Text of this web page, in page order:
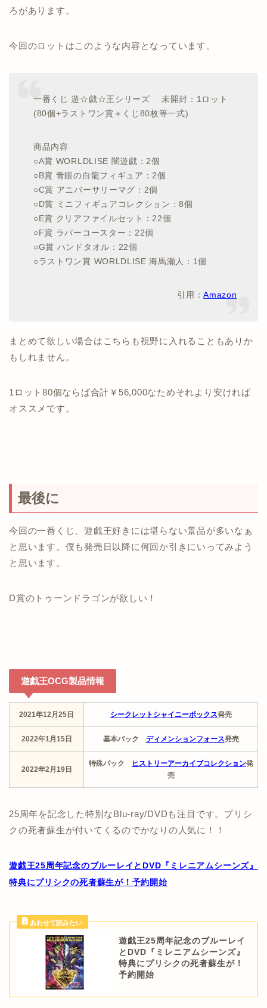
ろがあります。
今回のロットはこのような内容となっています。
一番くじ 遊☆戯☆王シリーズ 未開封：1ロット
(80個+ラストワン賞＋くじ80枚等一式)
商品内容
○A賞 WORLDLISE 闇遊戯：2個
○B賞 青眼の白龍フィギュア：2個
○C賞 アニバーサリーマグ：2個
○D賞 ミニフィギュアコレクション：8個
○E賞 クリアファイルセット：22個
○F賞 ラバーコースター：22個
○G賞 ハンドタオル：22個
○ラストワン賞 WORLDLISE 海馬瀬人：1個
引用：Amazon
まとめて欲しい場合はこちらも視野に入れることもありか
もしれません。
1ロット80個ならば合計￥56,000なためそれより安ければ
オススメです。
最後に
今回の一番くじ、遊戯王好きには堪らない景品が多いなぁ
と思います。僕も発売日以降に何回か引きにいってみよう
と思います。
D賞のトゥーンドラゴンが欲しい！
遊戯王OCG製品情報
2021年12月25日 シークレットシャイニーボックス発売
2022年1月15日 基本パック ディメンションフォース発売
2022年2月19日
特殊パック ヒストリーアーカイブコレクション発
売
25周年を記念した特別なBlu-ray/DVDも注目です。プリシ
クの死者蘇生が付いてくるのでかなりの人気に！！
遊戯王25周年記念のブルーレイとDVD『ミレニアムシーンズ』
特典にプリシクの死者蘇生が！予約開始
遊戯王25周年記念のブルーレイ
とDVD『ミレニアムシーンズ』
特典にプリシクの死者蘇生が！
予約開始